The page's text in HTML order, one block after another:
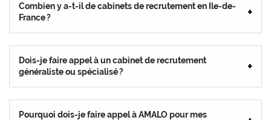
Combien y a-t-il de cabinets de recrutement en Ile-de-
France ?
Dois-je faire appel à un cabinet de recrutement
généraliste ou spécialisé ?
Pourquoi dois-je faire appel à AMALO pour mes